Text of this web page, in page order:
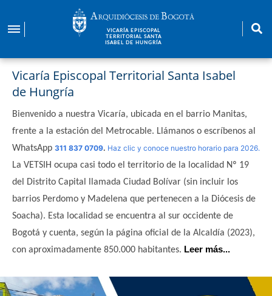
contenido
VICARÍA EPISCOPAL
TERRITORIAL SANTA
ISABEL DE HUNGRÍA
Vicaría Episcopal Territorial Santa Isabel
de Hungría
Bienvenido a nuestra Vicaría, ubicada en el barrio Manitas,
frente a la estación del Metrocable. Llámanos o escríbenos al
WhatsApp 311 837 0709. Haz clic y conoce nuestro horario para 2026.
La VETSIH ocupa casi todo el territorio de la localidad Nº 19
del Distrito Capital llamada Ciudad Bolívar (sin incluir los
barrios Perdomo y Madelena que pertenecen a la Diócesis de
Soacha). Esta localidad se encuentra al sur occidente de
Bogotá y cuenta, según la página oficial de la Alcaldía (2023),
con aproximadamente 850.000 habitantes. Leer más...